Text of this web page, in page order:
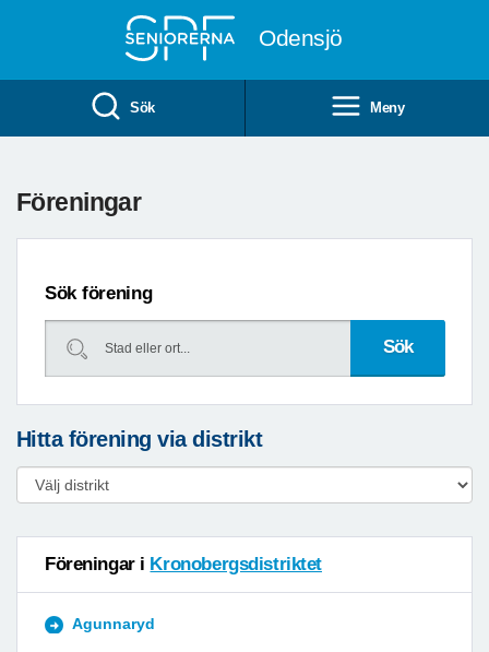
Odensjö
Sök Meny
Föreningar
Sök förening
Hitta förening via distrikt
Föreningar i Kronobergsdistriktet
Agunnaryd